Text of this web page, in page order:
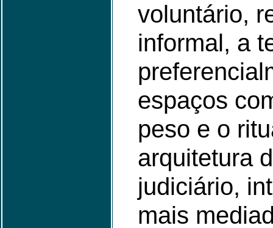
voluntário,
informal, a
espaços
peso e o
arquitetura
judiciário,
mais